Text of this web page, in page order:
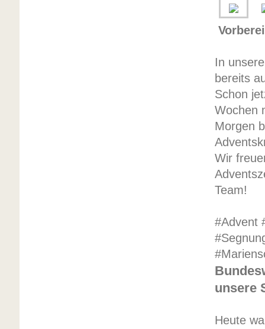
In
bereits
Schon
Wochen
Morgen
Wir
Team!
#Advent
unsere
Heute